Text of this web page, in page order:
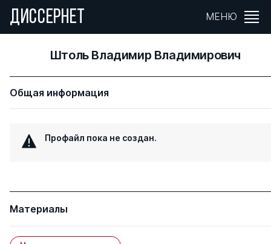
ДИССЕРНЕТ МЕНЮ
Штоль Владимир Владимирович
Общая информация
Профайл пока не создан.
Материалы